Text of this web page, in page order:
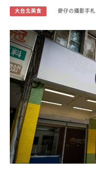
大台北美食 麥仔の攝影手札